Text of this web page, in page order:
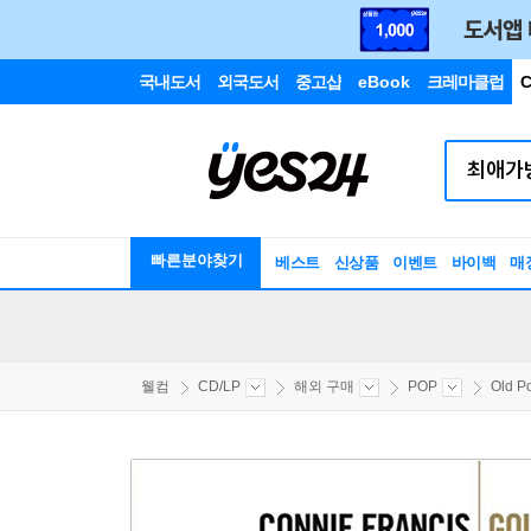
국내도서 외국도서 중고샵 eBook 크레마클럽
빠른분야찾기 베스트 신상품 이벤트 바이백 매
웰컴 CD/LP 해외 구매 POP Old